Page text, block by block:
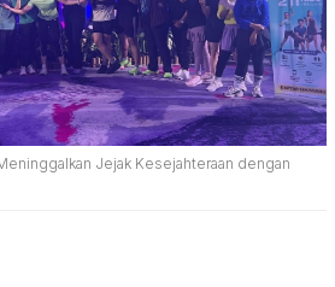
Jejak Kesejahteraan dengan